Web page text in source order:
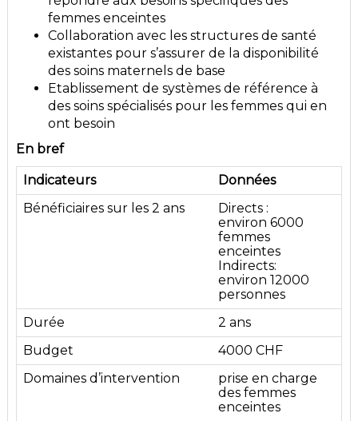
femmes enceintes
Collaboration avec les structures de santé
existantes pour s’assurer de la disponibilité
des soins maternels de base
Etablissement de systèmes de référence à
des soins spécialisés pour les femmes qui en
ont besoin
En bref
Indicateurs
Données
Bénéficiaires sur les 2 ans
Directs :
environ 6000
femmes
enceintes
Indirects:
environ 12000
personnes
Durée
2 ans
Budget
4000 CHF
Domaines d’intervention
prise en charge
des femmes
enceintes